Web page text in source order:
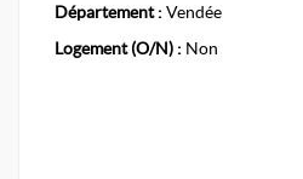
Département : Vendée
Logement (O/N) : Non